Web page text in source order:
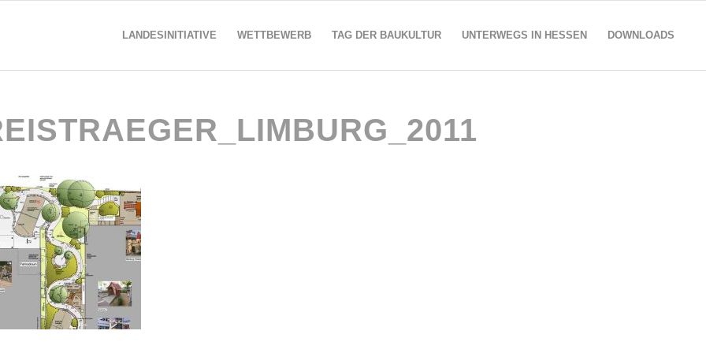
LANDESINITIATIVE WETTBEWERB TAG DER BAUKULTUR UNTERWEGS IN HESSEN DOWNLOADS